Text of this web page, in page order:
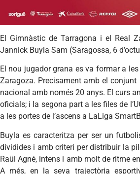
El Gimnàstic de Tarragona i el Real
Jannick Buyla Sam (Saragossa, 6
El nou jugador grana es va formar a
Zaragoza. Precisament amb el
nacional amb només 20 anys. El curs
oficials; i la segona part a les files de
a les portes de l’ascens a LaLiga
Buyla es caracteritza per ser un
dividides i amb criteri per distribuir la
Raül Agné, intens i amb molt de ritme
A més, en la seva trajectòria